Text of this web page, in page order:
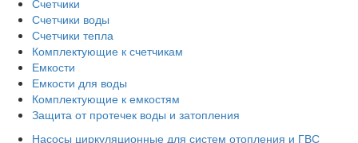
Счетчики воды
Счетчики тепла
Комплектующие к счетчикам
Емкости
Емкости для воды
Комплектующие к емкостям
Защита от протечек воды и затопления
Насосы циркуляционные для систем отопления и ГВС